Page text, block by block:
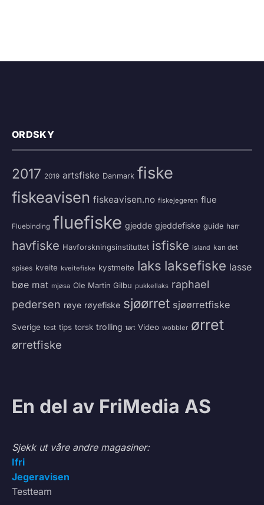
ORDSKY
2017 2019 artsfiske Danmark fiske
fiskeavisen fiskeavisen.no fiskejegeren flue
Fluebinding fluefiske gjedde gjeddefiske guide harr
havfiske Havforskningsinstituttet isfiske island kan det
spises kveite kveitefiske kystmeite laks laksefiske lasse
bøe mat mjøsa Ole Martin Gilbu pukkellaks raphael
pedersen røye røyefiske sjøørret sjøørretfiske
Sverige test tips torsk trolling tørt Video wobbler ørret
ørretfiske
En del av FriMedia AS
Sjekk ut våre andre magasiner:
Ifri
Jegeravisen
Testteam